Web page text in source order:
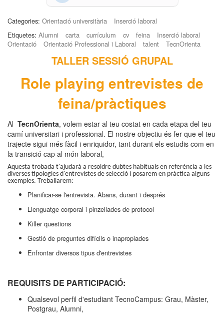
Categories: Orientació universitària
Inserció laboral
Etiquetes: Alumni carta currículum cv feina
Inserció laboral
Orientació
Orientació Professional i Laboral talent TecnOrienta
TALLER SESSIÓ GRUPAL
Role playing entrevistes de
feina/pràctiques
Al TecnOrienta, volem estar al teu costat en cada etapa del teu
camí universitari i professional. El nostre objectiu és fer que el teu
trajecte sigui més fàcil i enriquidor, tant durant els estudis com en
la transició cap al món laboral,
Aquesta trobada t'ajudarà a resoldre dubtes habituals en referència a les
diverses tipologies d'entrevistes de selecció i posarem en pràctica alguns
exemples. Treballarem:
Planificar-se l'entrevista. Abans, durant i després
Llenguatge corporal i pinzellades de protocol
Killer questions
Gestió de preguntes difícils o inapropiades
Enfrontar diversos tipus d'entrevistes
REQUISITS DE PARTICIPACIÓ:
Qualsevol perfil d'estudiant TecnoCampus: Grau, Màster,
Postgrau, Alumni,